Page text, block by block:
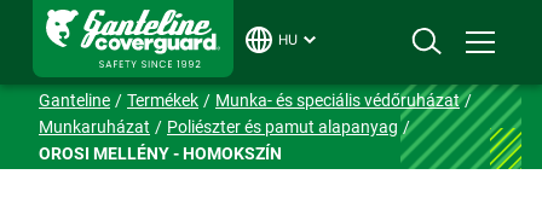
HU
Ganteline Termékek
Munka- és speciális védőruházat
Munkaruházat
Poliészter és pamut alapanyag
OROSI MELLÉNY - HOMOKSZÍN